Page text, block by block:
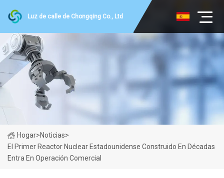
Luz de calle de Chongqing Co., Ltd
Hogar>Noticias>
El Primer Reactor Nuclear Estadounidense Construido En Décadas
Entra En Operación Comercial